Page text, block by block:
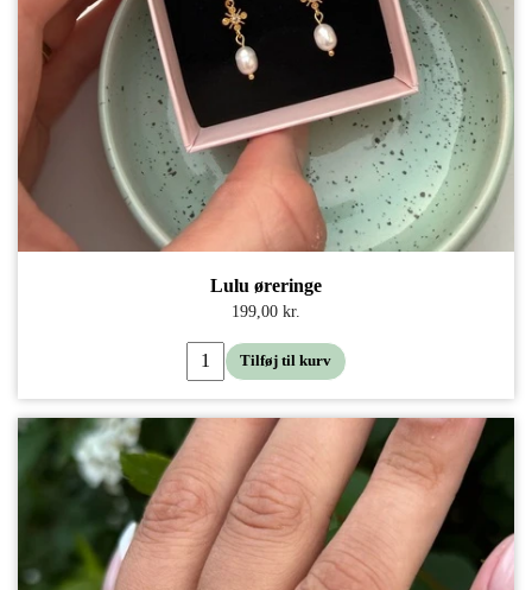
Lulu øreringe
199,00 kr.
Tilføj til kurv